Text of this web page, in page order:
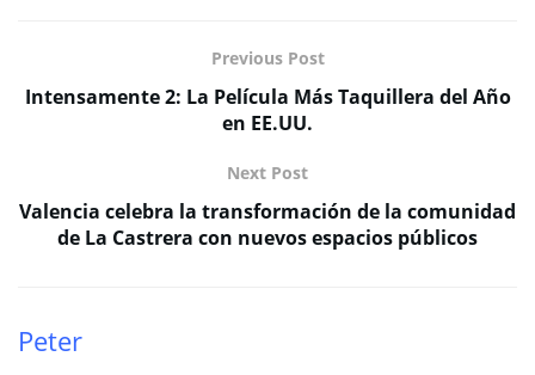
Previous Post
Intensamente 2: La Película Más Taquillera del Año
en EE.UU.
Next Post
Valencia celebra la transformación de la comunidad
de La Castrera con nuevos espacios públicos
Peter